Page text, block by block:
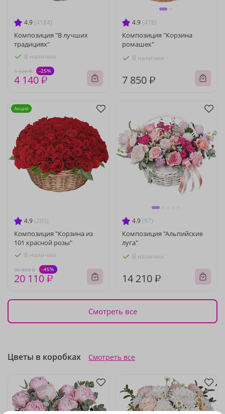
4.9 (4184)
Композиция "В лучших
традициях"
В наличии
5 520 ₽ -25%
4 140 ₽
4.9 (478)
Композиция "Корзина
ромашек"
В наличии
7 850 ₽
4.9 (200)
Композиция "Корзина из
101 красной розы"
В наличии
36 460 ₽ -45%
20 110 ₽
Акция
4.9 (97)
Композиция "Альпийские
луга"
В наличии
14 210 ₽
Смотреть все
Цветы в коробках Смотреть все